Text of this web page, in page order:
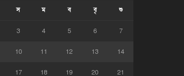
স ম ব বৃ শু
3 4 5 6 7
10 11 12 13 14
17 18 19 20 21